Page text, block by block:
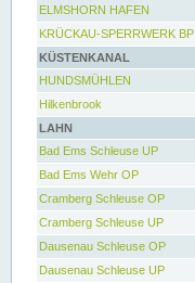
ELMSHORN HAFEN
KRÜCKAU-SPERRWERK BP
KÜSTENKANAL
HUNDSMÜHLEN
Hilkenbrook
LAHN
Bad Ems Schleuse UP
Bad Ems Wehr OP
Cramberg Schleuse OP
Cramberg Schleuse UP
Dausenau Schleuse OP
Dausenau Schleuse UP